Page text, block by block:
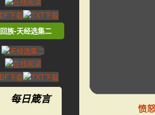
愤
回族-天经选集二
每日箴言